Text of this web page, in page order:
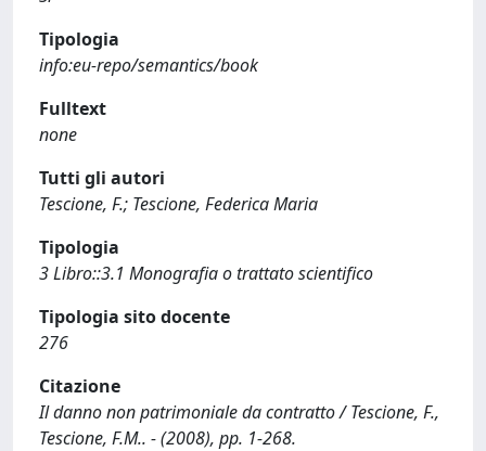
Tipologia
info:eu-repo/semantics/book
Fulltext
none
Tutti gli autori
Tescione, F.; Tescione, Federica Maria
Tipologia
3 Libro::3.1 Monografia o trattato scientifico
Tipologia sito docente
276
Citazione
Il danno non patrimoniale da contratto / Tescione, F.,
Tescione, F.M.. - (2008), pp. 1-268.